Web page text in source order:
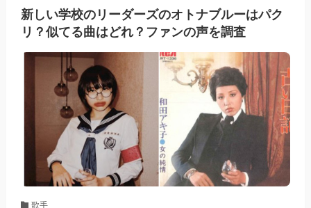
新しい学校のリーダーズのオトナブルーはパク
リ？似てる曲はどれ？ファンの声を調査
歌手